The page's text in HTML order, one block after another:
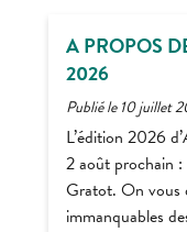
A PROPOS
2026
Publié le 10 juillet
L’édition 2026
2 août prochain :
Gratot. On vous
immanquables